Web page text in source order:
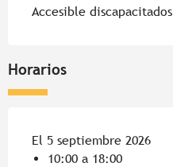
Accesible discapacitados
Horarios
El 5 septiembre 2026
10:00 a 18:00